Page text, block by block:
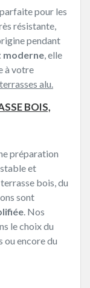
pour les
résistante,
pendant
moderne, elle
à votre
alu.
BOIS,
préparation
et
bois, du
sont
. Nos
le choix du
ou encore du